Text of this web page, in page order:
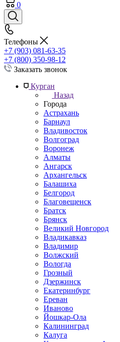
0
Телефоны
+7 (903) 081-63-35
+7 (800) 350-98-12
Заказать звонок
Курган
Назад
Города
Астрахань
Барнаул
Владивосток
Волгоград
Воронеж
Алматы
Ангарск
Архангельск
Балашиха
Белгород
Благовещенск
Братск
Брянск
Великий Новгород
Владикавказ
Владимир
Волжский
Вологда
Грозный
Дзержинск
Екатеринбург
Ереван
Иваново
Йошкар-Ола
Калининград
Калуга